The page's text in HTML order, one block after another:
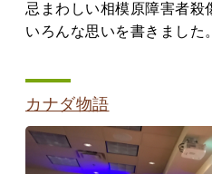
忌まわしい相模原障害者殺
いろんな思いを書きました。
カナダ物語